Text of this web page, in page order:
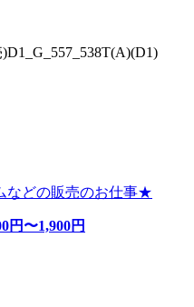
などの販売のお仕事★
円〜1,900円